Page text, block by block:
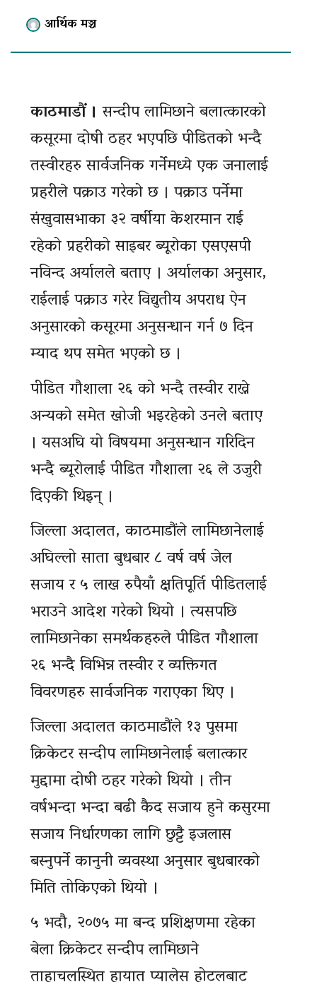
आर्थिक मञ्च
काठमाडौं । सन्दीप लामिछाने बलात्कारको
कसूरमा दोषी ठहर भएपछि पीडितको भन्दै
तस्वीरहरु सार्वजनिक गर्नेमध्ये एक जनालाई
प्रहरीले पक्राउ गरेको छ । पक्राउ पर्नेमा
संखुवासभाका ३२ वर्षीया केशरमान राई
रहेको प्रहरीको साइबर ब्यूरोका एसएसपी
नविन्द अर्यालले बताए । अर्यालका अनुसार,
राईलाई पक्राउ गरेर विद्युतीय अपराध ऐन
अनुसारको कसूरमा अनुसन्धान गर्न ७ दिन
म्याद थप समेत भएको छ ।
पीडित गौशाला २६ को भन्दै तस्वीर राख्ने
अन्यको समेत खोजी भइरहेको उनले बताए
। यसअघि यो विषयमा अनुसन्धान गरिदिन
भन्दै ब्यूरोलाई पीडित गौशाला २६ ले उजुरी
दिएकी थिइन् ।
जिल्ला अदालत, काठमाडौंले लामिछानेलाई
अघिल्लो साता बुधबार ८ वर्ष वर्ष जेल
सजाय र ५ लाख रुपैयाँ क्षतिपूर्ति पीडितलाई
भराउने आदेश गरेको थियो । त्यसपछि
लामिछानेका समर्थकहरुले पीडित गौशाला
२६ भन्दै विभिन्न तस्वीर र व्यक्तिगत
विवरणहरु सार्वजनिक गराएका थिए ।
जिल्ला अदालत काठमाडौंले १३ पुसमा
क्रिकेटर सन्दीप लामिछानेलाई बलात्कार
मुद्दामा दोषी ठहर गरेको थियो । तीन
वर्षभन्दा भन्दा बढी कैद सजाय हुने कसुरमा
सजाय निर्धारणका लागि छुट्टै इजलास
बस्नुपर्ने कानुनी व्यवस्था अनुसार बुधबारको
मिति तोकिएको थियो ।
५ भदौ, २०७५ मा बन्द प्रशिक्षणमा रहेका
बेला क्रिकेटर सन्दीप लामिछाने